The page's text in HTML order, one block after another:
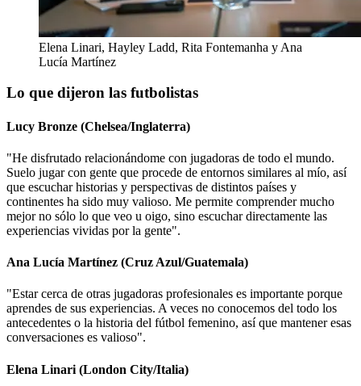
Elena Linari, Hayley Ladd, Rita Fontemanha y Ana
Lucía Martínez
Lo que dijeron las futbolistas
Lucy Bronze (Chelsea/Inglaterra)
"He disfrutado relacionándome con jugadoras de todo el mundo.
Suelo jugar con gente que procede de entornos similares al mío, así
que escuchar historias y perspectivas de distintos países y
continentes ha sido muy valioso. Me permite comprender mucho
mejor no sólo lo que veo u oigo, sino escuchar directamente las
experiencias vividas por la gente".
Ana Lucía Martínez (Cruz Azul/Guatemala)
"Estar cerca de otras jugadoras profesionales es importante porque
aprendes de sus experiencias. A veces no conocemos del todo los
antecedentes o la historia del fútbol femenino, así que mantener esas
conversaciones es valioso".
Elena Linari (London City/Italia)